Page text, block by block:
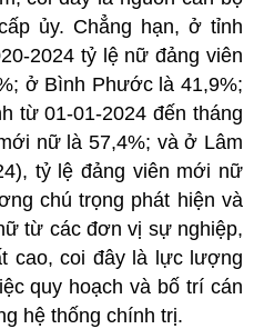
ủy. Chẳng hạn, ở tỉnh
2024 tỷ lệ nữ đảng viên
ở Bình Phước là 41,9%;
từ 01-01-2024 đến tháng
nữ là 57,4%; và ở Lâm
tỷ lệ đảng viên mới nữ
chú trọng phát hiện và
từ các đơn vị sự nghiệp,
cao, coi đây là lực lượng
quy hoạch và bố trí cán
hệ thống chính trị.